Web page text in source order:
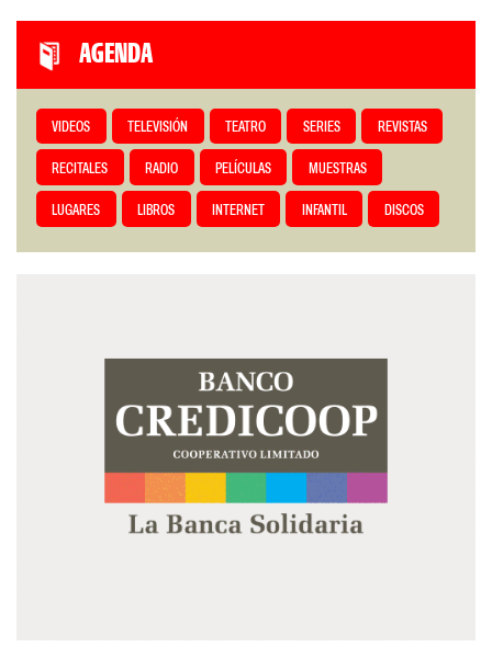
AGENDA
VIDEOS TELEVISIÓN TEATRO SERIES REVISTAS
RECITALES RADIO PELÍCULAS MUESTRAS
LUGARES LIBROS INTERNET INFANTIL DISCOS